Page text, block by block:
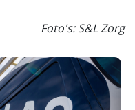
Foto's: S&L Zorg